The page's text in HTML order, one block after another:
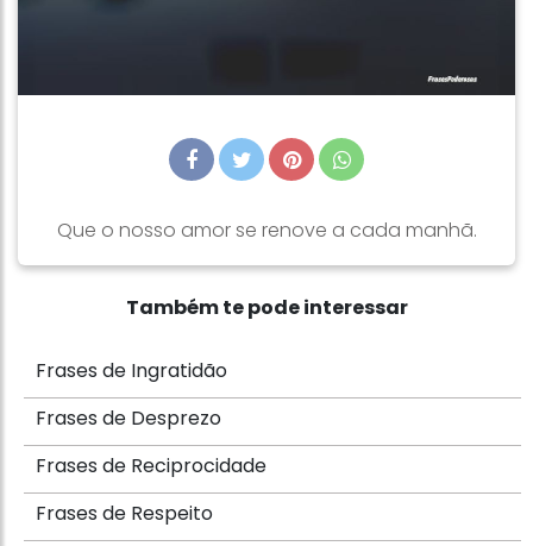
Que o nosso amor se renove a cada manhã.
Também te pode interessar
Frases de Ingratidão
Frases de Desprezo
Frases de Reciprocidade
Frases de Respeito